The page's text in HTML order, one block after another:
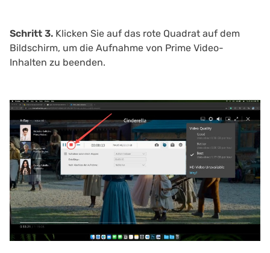
Schritt 3. Klicken Sie auf das rote Quadrat auf dem
Bildschirm, um die Aufnahme von Prime Video-
Inhalten zu beenden.